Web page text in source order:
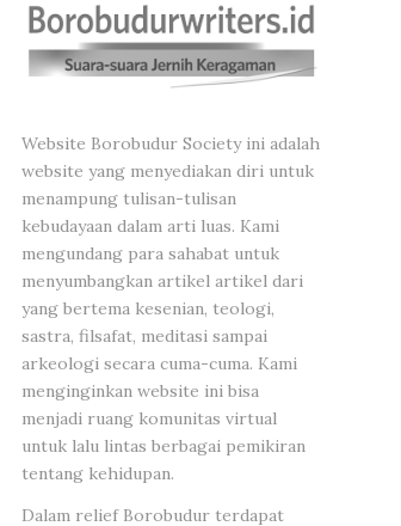
Website Borobudur Society ini adalah
website yang menyediakan diri untuk
menampung tulisan-tulisan
kebudayaan dalam arti luas. Kami
mengundang para sahabat untuk
menyumbangkan artikel artikel dari
yang bertema kesenian, teologi,
sastra, filsafat, meditasi sampai
arkeologi secara cuma-cuma. Kami
menginginkan website ini bisa
menjadi ruang komunitas virtual
untuk lalu lintas berbagai pemikiran
tentang kehidupan.
Dalam relief Borobudur terdapat